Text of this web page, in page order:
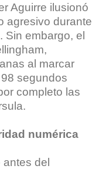
Aguirre ilusionó
agresivo durante
Sin embargo, el
al marcar
segundos
completo las
numérica
antes del